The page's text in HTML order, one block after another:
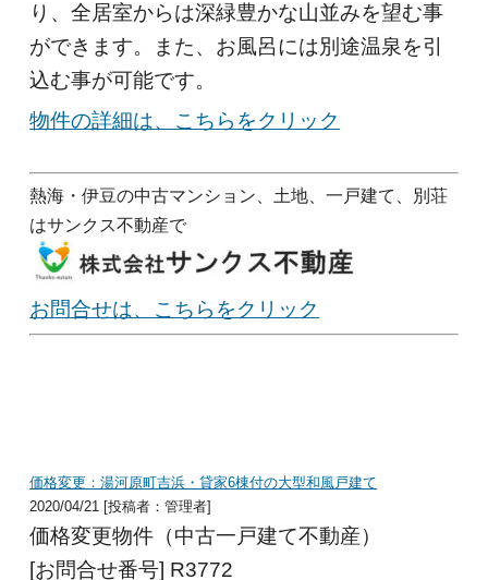
り、全居室からは深緑豊かな山並みを望む事
ができます。また、お風呂には別途温泉を引
込む事が可能です。
物件の詳細は、こちらをクリック
熱海・伊豆の中古マンション、土地、一戸建て、別荘
はサンクス不動産で
お問合せは、こちらをクリック
価格変更：湯河原町吉浜・貸家6棟付の大型和風戸建て
2020/04/21 [投稿者：管理者]
価格変更物件（中古一戸建て不動産）
[お問合せ番号] R3772